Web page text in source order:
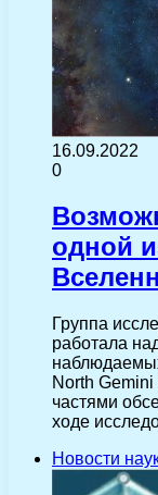
16.09.2022
0
одной
Группа
работала
North
частями
ходе
Новости